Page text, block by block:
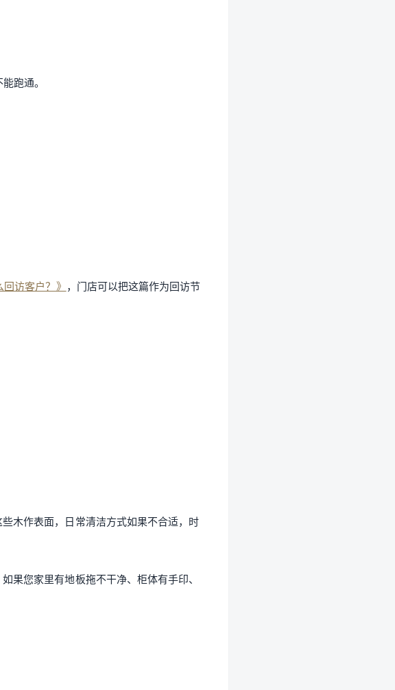
跑通。
访客户？》 ，门店可以把这篇作为回访节
木作表面，日常清洁方式如果不合适，时
果您家里有地板拖不干净、柜体有手印、